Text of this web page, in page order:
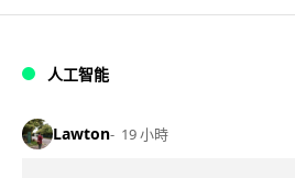
人工智能
Lawton 19 小時